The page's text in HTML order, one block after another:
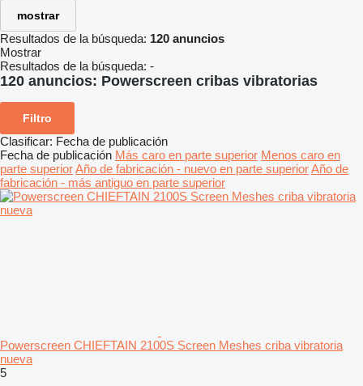
mostrar
Resultados de la búsqueda: 120 anuncios
Mostrar
Resultados de la búsqueda: -
120 anuncios: Powerscreen cribas vibratorias
Filtro
Clasificar: Fecha de publicación
Fecha de publicación Más caro en parte superior Menos caro en
parte superiorAño de fabricación - nuevo en parte superiorAño de
fabricación - más antiguo en parte superior
Powerscreen CHIEFTAIN 2100S Screen Meshes criba vibratoria
nueva
5